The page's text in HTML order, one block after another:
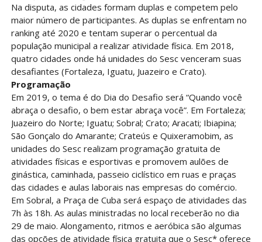
Na disputa, as cidades formam duplas e competem pelo
maior número de participantes. As duplas se enfrentam no
ranking até 2020 e tentam superar o percentual da
população municipal a realizar atividade física. Em 2018,
quatro cidades onde há unidades do Sesc venceram suas
desafiantes (Fortaleza, Iguatu, Juazeiro e Crato).
Programação
Em 2019, o tema é do Dia do Desafio será “Quando você
abraça o desafio, o bem estar abraça você”. Em Fortaleza;
Juazeiro do Norte; Iguatu; Sobral; Crato; Aracati; Ibiapina;
São Gonçalo do Amarante; Crateús e Quixeramobim, as
unidades do Sesc realizam programação gratuita de
atividades físicas e esportivas e promovem aulões de
ginástica, caminhada, passeio ciclístico em ruas e praças
das cidades e aulas laborais nas empresas do comércio.
Em Sobral, a Praça de Cuba será espaço de atividades das
7h às 18h. As aulas ministradas no local receberão no dia
29 de maio. Alongamento, ritmos e aeróbica são algumas
das opções de atividade física gratuita que o Sesc* oferece